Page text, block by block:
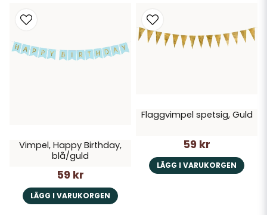
Vimpel, Happy Birthday,
blå/guld
59 kr
LÄGG I VARUKORGEN
Flaggvimpel spetsig, Guld
59 kr
LÄGG I VARUKORGEN